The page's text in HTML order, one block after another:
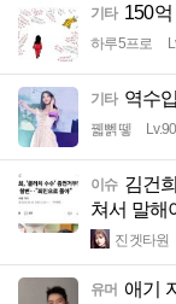
기타 150
하루5프로
기타 역수
꿻뻵뗗 Lv.90
이슈 김건
쳐서 말해
진겟타원
유머 애기